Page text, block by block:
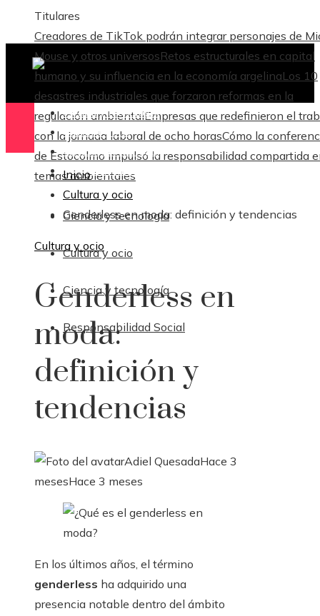
Titulares
Creadores de TikTok podrán integrar personajes de
Mouse y otros universosRetos estructurales en capital
humano y su influencia en la economía argelinaLos 10
desastres industriales que forzaron reformas en la
regulación ambientalEmpresas que redefinieron el
con la jornada laboral de ocho horasCómo la
de Estocolmo impulsó la responsabilidad compartida
temas ambientales
Ciencia y tecnología
Cultura y ocio
Ciencia y tecnología
Responsabilidad Social
Ciencia y tecnología
Cultura y ocio
Ciencia y tecnología
Responsabilidad Social
Inicio
Cultura y ocio
Genderless en moda: definición y tendencias
Cultura y ocio
Genderless en
moda:
definición y
tendencias
Adiel QuesadaHace 3
mesesHace 3 meses
En los últimos años, el término
genderless ha adquirido una
presencia notable dentro del ámbito